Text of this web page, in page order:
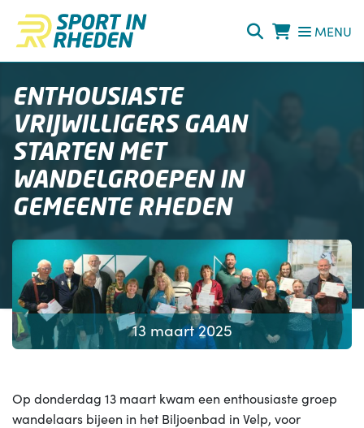
Direct naar de inhoud van de pagina
MENU
ENTHOUSIASTE
VRIJWILLIGERS GAAN
STARTEN MET
WANDELGROEPEN IN
GEMEENTE RHEDEN
13 maart 2025
Op donderdag 13 maart kwam een enthousiaste groep
wandelaars bijeen in het Biljoenbad in Velp, voor